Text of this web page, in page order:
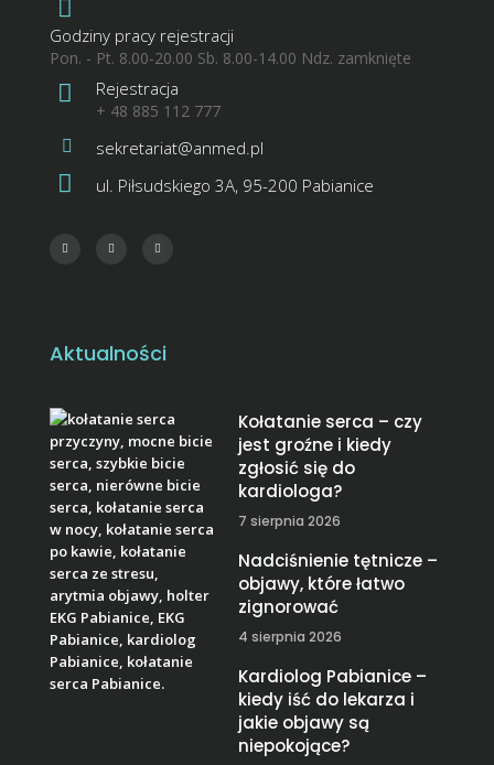
Godziny pracy rejestracji
Pon. - Pt. 8.00-20.00 Sb. 8.00-14.00 Ndz. zamknięte
Rejestracja
+ 48 885 112 777
sekretariat@anmed.pl
ul. Piłsudskiego 3A, 95-200 Pabianice
Aktualności
Kołatanie serca – czy
jest groźne i kiedy
zgłosić się do
kardiologa?
7 sierpnia 2026
Nadciśnienie tętnicze –
objawy, które łatwo
zignorować
4 sierpnia 2026
Kardiolog Pabianice –
kiedy iść do lekarza i
jakie objawy są
niepokojące?